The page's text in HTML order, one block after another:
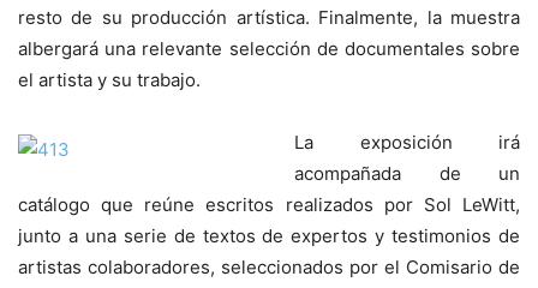
resto de su producción artística. Finalmente, la muestra
albergará una relevante selección de documentales sobre
el artista y su trabajo.
La exposición irá
acompañada de un
catálogo que reúne escritos realizados por Sol LeWitt,
junto a una serie de textos de expertos y testimonios de
artistas colaboradores, seleccionados por el Comisario de